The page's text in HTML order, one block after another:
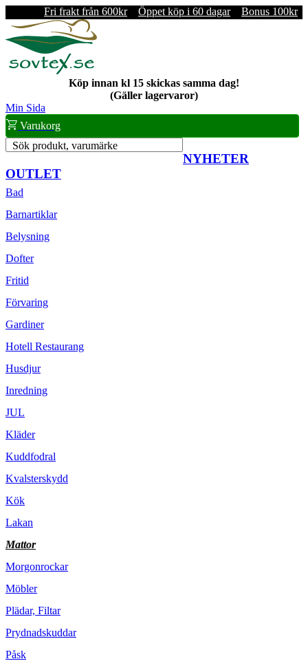
Fri frakt från 600kr Öppet köp i 60 dagar Bonus 100kr
Köp innan kl 15 skickas samma dag!
(Gäller lagervaror)
Min Sida
Varukorg
Sök produkt, varumärke
NYHETER
OUTLET
Bad
Barnartiklar
Belysning
Dofter
Fritid
Förvaring
Gardiner
Hotell Restaurang
Husdjur
Inredning
JUL
Kläder
Kuddfodral
Kvalsterskydd
Kök
Lakan
Mattor
Morgonrockar
Möbler
Plädar, Filtar
Prydnadskuddar
Påsk